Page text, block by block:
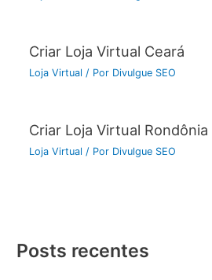
Criar Loja Virtual Ceará
Loja Virtual / Por Divulgue SEO
Criar Loja Virtual Rondônia
Loja Virtual / Por Divulgue SEO
Posts recentes